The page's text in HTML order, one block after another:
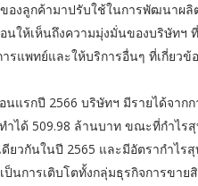
องลูกค้ามาปรับใช้ในการพัฒนาผ
นให้เห็นถึงความมุ่งมั่นของบริษัทฯ
รแพทย์และให้บริการอื่นๆ ที่เกี่ยว
นแรกปี 2566 บริษัทฯ มีรายได้จา
ำได้ 509.98 ล้านบาท ขณะที่กำไร
ดียวกันในปี 2565 และมีอัตรากำไ
ป็นการเติบโตทั้งกลุ่มธุรกิจการขา